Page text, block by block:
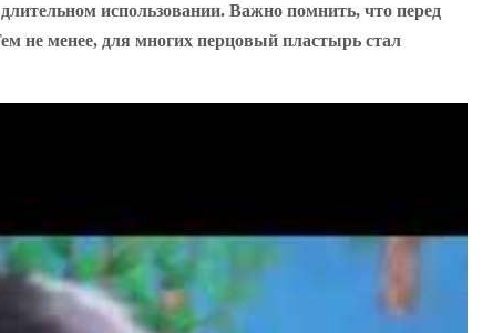
использовании. Важно помнить, что перед
не менее, для многих перцовый пластырь стал